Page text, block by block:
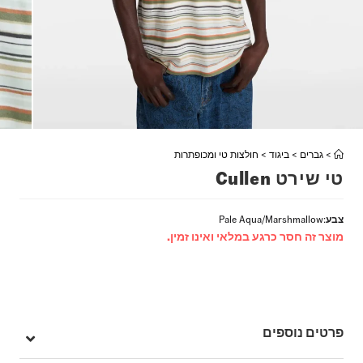
> גברים > ביגוד > חולצות טי ומכופתרות
טי שירט Cullen
צבע:
Pale Aqua/Marshmallow
מוצר זה חסר כרגע במלאי ואינו זמין.
פרטים נוספים